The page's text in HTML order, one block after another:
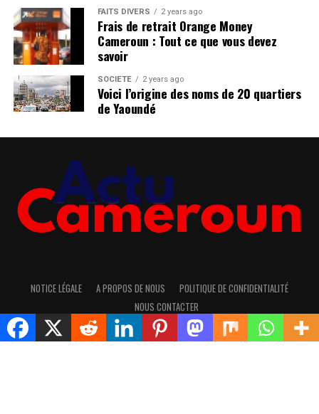
FAITS DIVERS 2 years ago
Frais de retrait Orange Money
Cameroun : Tout ce que vous devez
savoir
SOCIÉTÉ 2 years ago
Voici l’origine des noms de 20 quartiers
de Yaoundé
NOTICE LÉGALE A PROPOS DE NOUS
POLITIQUE DE CONFIDENTIALITÉ
NOUS CONTACTER